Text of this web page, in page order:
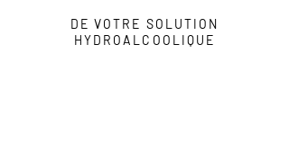
DE VOTRE SOLUTION
HYDROALCOOLIQUE